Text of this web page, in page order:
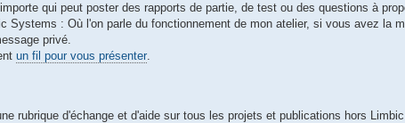
qui peut poster des rapports de partie, de test ou des questions à
Systems : Où l'on parle du fonctionnement de mon atelier, si vous avez la
privé.
un fil pour vous présenter.
rubrique d'échange et d'aide sur tous les projets et publications hors